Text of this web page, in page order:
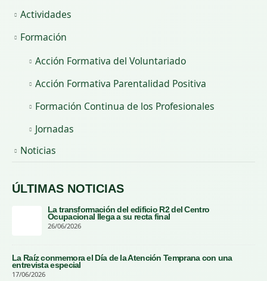
Actividades
Formación
Acción Formativa del Voluntariado
Acción Formativa Parentalidad Positiva
Formación Continua de los Profesionales
Jornadas
Noticias
ÚLTIMAS NOTICIAS
La transformación del edificio R2 del Centro
Ocupacional llega a su recta final
26/06/2026
La Raíz conmemora el Día de la Atención Temprana con una
entrevista especial
17/06/2026